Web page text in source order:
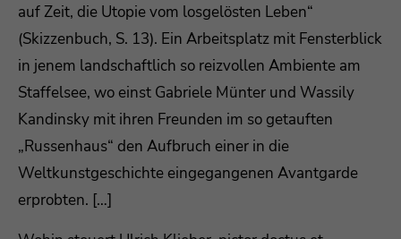
auf Zeit, die Utopie vom losgelösten Leben“
(Skizzenbuch, S. 13). Ein Arbeitsplatz mit Fensterblick
in jenem landschaftlich so reizvollen Ambiente am
Staffelsee, wo einst Gabriele Münter und Wassily
Kandinsky mit ihren Freunden im so getauften
„Russenhaus“ den Aufbruch einer in die
Weltkunstgeschichte eingegangenen Avantgarde
erprobten. […]